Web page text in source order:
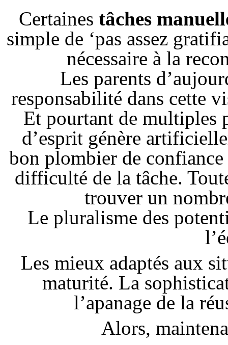
Certaines tâches
simple de ‘pas assez
nécessaire à la
Les parents
responsabilité dans cette
Et pourtant de multiples
d’esprit génère
bon plombier de
difficulté de la tâche.
trouver un
Le pluralisme des
Les mieux adaptés aux
maturité. La
l’apanage de la
Alors,